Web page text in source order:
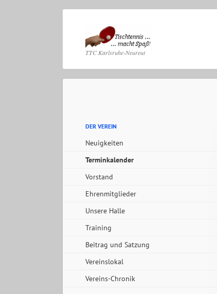
TTC Karlsruhe-Neureut
Navigation
überspringen
Navigation
DER VEREIN
Neuigkeiten
Terminkalender
Vorstand
Ehrenmitglieder
Unsere Halle
Training
Beitrag und Satzung
Vereinslokal
Vereins-Chronik